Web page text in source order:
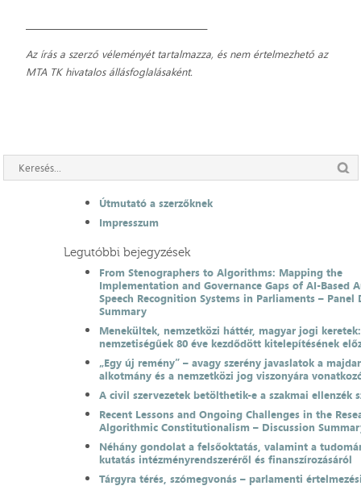
Az írás a szerző véleményét tartalmazza, és nem értelmezhető az
MTA TK hivatalos állásfoglalásaként.
Útmutató a szerzőknek
Impresszum
Legutóbbi bejegyzések
From Stenographers to Algorithms: Mapping the
Implementation and Governance Gaps of AI-Based
Speech Recognition Systems in Parliaments – Panel
Summary
Menekültek, nemzetközi háttér, magyar jogi
nemzetiségűek 80 éve kezdődött kitelepítésének
„Egy új remény” – avagy szerény javaslatok a
alkotmány és a nemzetközi jog viszonyára
A civil szervezetek betölthetik-e a szakmai ellenzék
Recent Lessons and Ongoing Challenges in the
Algorithmic Constitutionalism – Discussion
Néhány gondolat a felsőoktatás, valamint a
kutatás intézményrendszeréről és finanszírozásáról
Tárgyra térés, szómegvonás – parlamenti